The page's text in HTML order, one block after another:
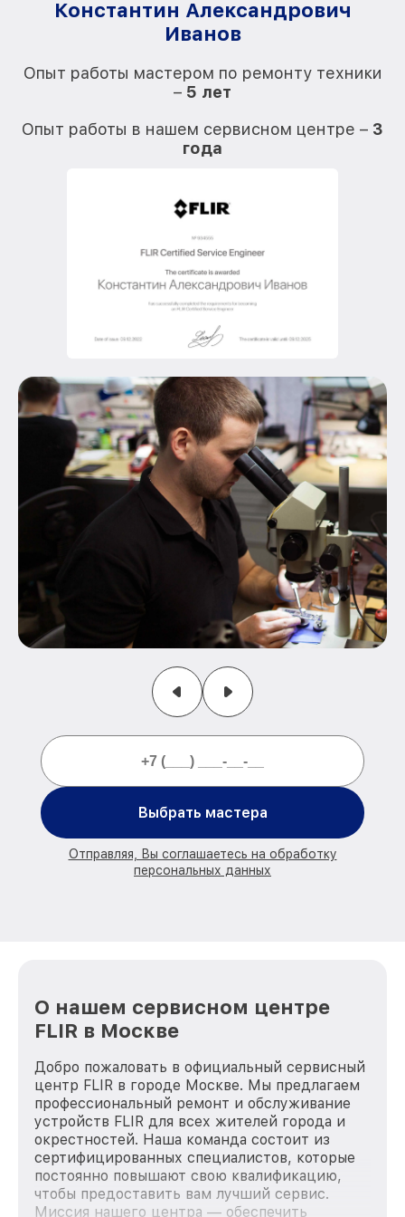
Константин Александрович
Иванов
Опыт работы мастером по ремонту техники
– 5 лет
Опыт работы в нашем сервисном центре – 3
года
Выбрать мастера
Отправляя, Вы соглашаетесь на обработку
персональных данных
О нашем сервисном центре
FLIR в Москве
Добро пожаловать в официальный сервисный
центр FLIR в городе Москве. Мы предлагаем
профессиональный ремонт и обслуживание
устройств FLIR для всех жителей города и
окрестностей. Наша команда состоит из
сертифицированных специалистов, которые
постоянно повышают свою квалификацию,
чтобы предоставить вам лучший сервис.
Миссия нашего центра — обеспечить